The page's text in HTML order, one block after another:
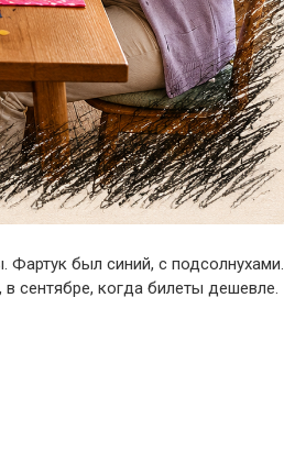
Фартук был синий, с подсолнухами.
сентябре, когда билеты дешевле.